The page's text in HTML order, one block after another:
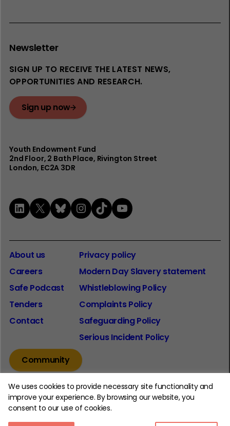
Newsletter
SIGN UP TO RECEIVE THE LATEST NEWS,
OPPORTUNITIES AND RESEARCH.
Sign up now
Youth Endowment Fund
2nd Floor​, 2 Bath Place, Rivington Street
London, EC2A 3DR
LinkedIn
X Bluesky
Instagram
TikTokYouTube
About us
Careers
Safe Podcast
Tenders
Contact
Privacy policy
Modern Day Slavery statement
Whistleblowing Policy
Complaints Policy
Safeguarding Policy
Serious Incident Policy
Community
Registered Charity Number: 1185413.
We uses cookies to provide necessary site functionality and
improve your experience. By browsing our website, you
consent to our use of cookies.